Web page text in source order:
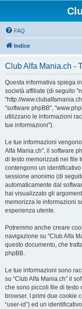
FAQ
Indice
Club Alfa Mania.ch -
Questa informativa spiega
società affiliate (di seguito
"http://
"software phpBB",
utilizzano le informazioni
tue informazioni").
Le tue informazioni
Alfa Mania.ch", il software
di testo memorizzati nei file
contengono un
sessione anonimo (di
automaticamente dal
hai visualizzato gli
memorizza le informazioni
esperienza utente.
Potremmo anche creare
navigazione su "Club Alfa
questo documento, che
phpBB.
Le tue informazioni sono
su “Club Alfa Mania.ch” il
che sono piccoli file di testo
browser. I primi due cookie
“user-id”) ed un